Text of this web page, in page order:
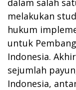
dalam salah
melakukan
hukum
untuk
Indonesia.
sejumlah
Indonesia,